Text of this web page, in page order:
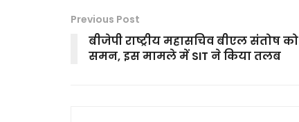
Previous Post
बीजेपी राष्ट्रीय महासचिव बीएल संतोष को
समन, इस मामले में SIT ने किया तलब